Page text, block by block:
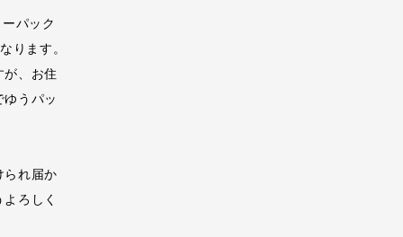
パック
ります。
、お住
うパッ
られ届か
ろしく